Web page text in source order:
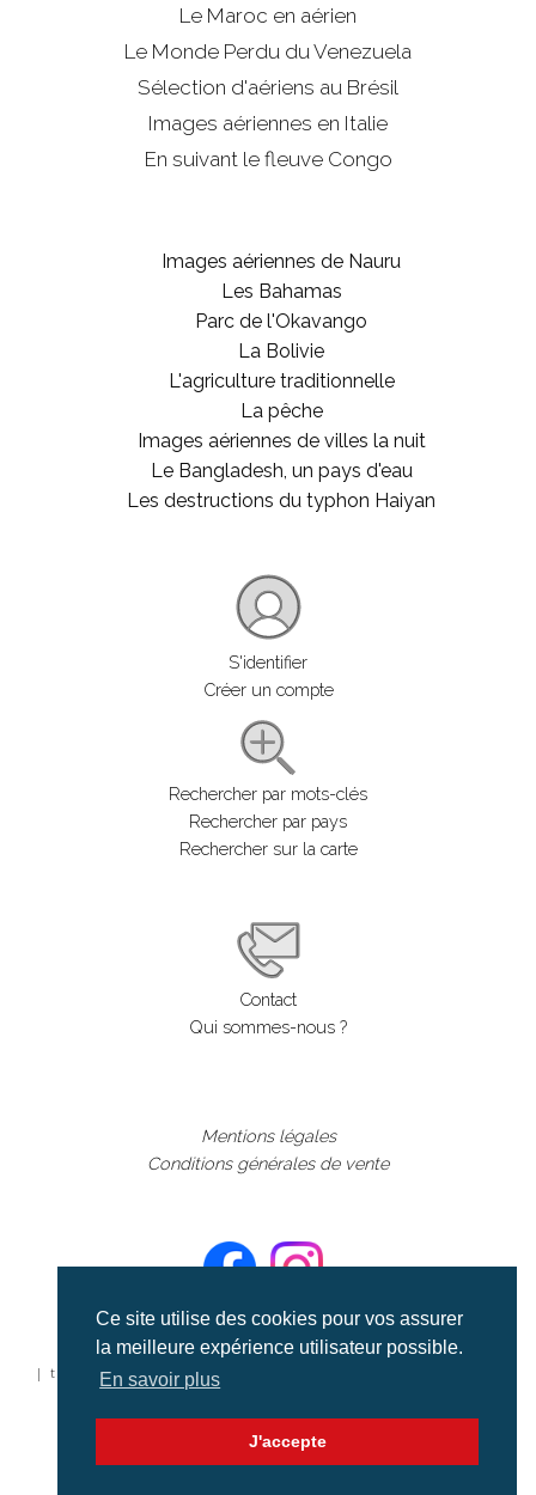
Ce site utilise des cookies pour vos assurer
la meilleure expérience utilisateur possible.
En savoir plus
J'accepte
Le Maroc en aérien
Le Monde Perdu du Venezuela
Sélection d'aériens au Brésil
Images aériennes en Italie
En suivant le fleuve Congo
Images aériennes de Nauru
Les Bahamas
Parc de l'Okavango
La Bolivie
L'agriculture traditionnelle
La pêche
Images aériennes de villes la nuit
Le Bangladesh, un pays d'eau
Les destructions du typhon Haiyan
S'identifier
Créer un compte
Rechercher par mots-clés
Rechercher par pays
Rechercher sur la carte
Contact
Qui sommes-nous ?
Mentions légales
Conditions générales de vente
©aerialcollection marque déposée 2024
| tous droits réservés | aerialcollection.fr banque d'images
aériennes et documentaires video et cinéma |